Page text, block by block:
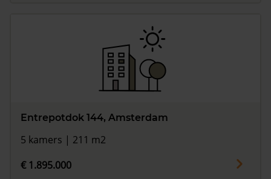
Entrepotdok 144, Amsterdam
5 kamers | 211 m2
€ 1.895.000